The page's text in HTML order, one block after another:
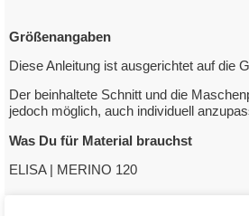
Größenangaben
Diese Anleitung ist ausgerichtet auf die
Der beinhaltete Schnitt und die
jedoch möglich, auch individuell
Was Du für Material brauchst
ELISA | MERINO 120